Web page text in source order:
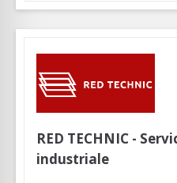
RED TECHNIC -
industriale